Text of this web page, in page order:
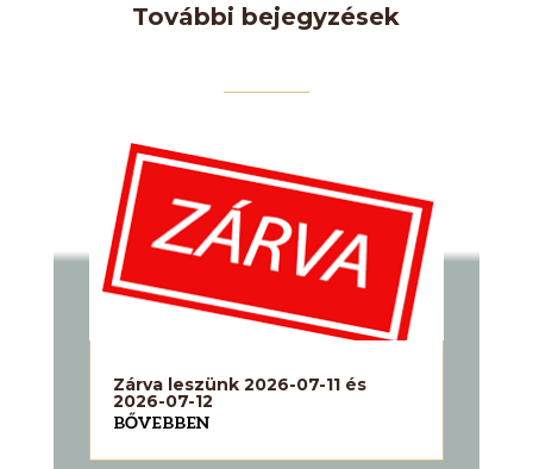
További bejegyzések
Zárva leszünk 2026-07-11 és
2026-07-12
BŐVEBBEN